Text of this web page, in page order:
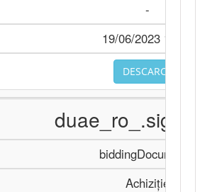
-
19/06/2023 10:10
DESCARCA
biddingDocuments
Achiziție